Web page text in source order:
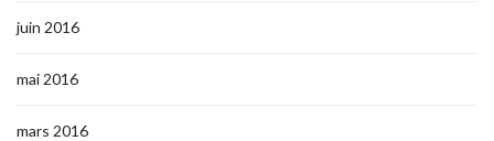
juin 2016
mai 2016
mars 2016